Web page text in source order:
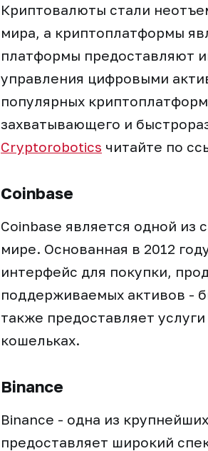
Криптовалюты стали
мира, а криптоплатформы
платформы предоставляют
управления цифровыми
популярных
захватывающего и
Cryptorobotics читайте по
Coinbase
Coinbase является одной из
мире. Основанная в 2012
интерфейс для покупки,
поддерживаемых активов -
также предоставляет
кошельках.
Binance
Binance - одна из
предоставляет широкий